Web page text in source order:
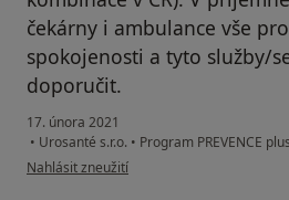
čekárny i ambulance vše
spokojenosti a tyto služby/
doporučit.
17. února 2021
• Urosanté s.r.o. • Program PREVENCE
podle názoru uživatele Michal Stopek
Nahlásit zneužití